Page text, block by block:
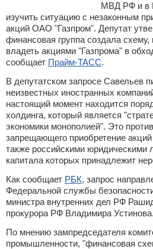
МВД РФ и в
изучить ситуацию с незаконным
акций ОАО "Газпром". Депутат
финансовая группа создала
владеть акциями "Газпрома" в
сообщает Прайм-ТАСС.
В депутатском запросе Савельев
неизвестных иностранных
настоящий момент находится
холдинга, который является
экономики монополией". Это
запрещающего приобретение
также российскими юридическими
капитала которых принадлежит
Как сообщает РБК, запрос
Федеральной службы
министра внутренних дел РФ
прокурора РФ Владимира Устинова.
По мнению зампредседателя
промышленности, "финансовая